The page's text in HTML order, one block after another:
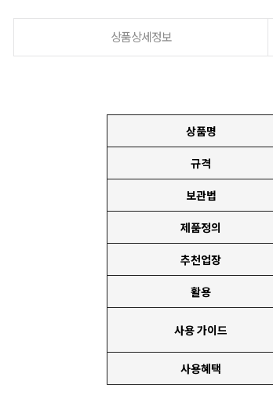
상품상세정보
상품명
규격
보관법
제품정의
추천업장
활용
사용 가이드
사용혜택